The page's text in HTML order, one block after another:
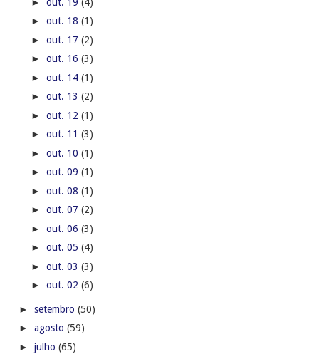
► out. 18 (1)
► out. 17 (2)
► out. 16 (3)
► out. 14 (1)
► out. 13 (2)
► out. 12 (1)
► out. 11 (3)
► out. 10 (1)
► out. 09 (1)
► out. 08 (1)
► out. 07 (2)
► out. 06 (3)
► out. 05 (4)
► out. 03 (3)
► out. 02 (6)
► setembro (50)
► agosto (59)
► julho (65)